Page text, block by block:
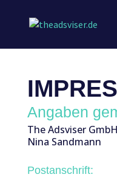
Angaben
The Adsviser GmbH
Nina Sandmann
Postanschrift: